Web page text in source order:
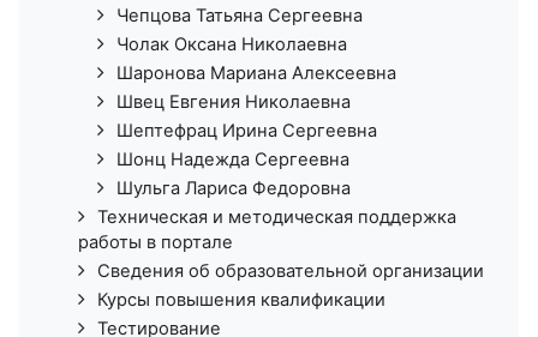
Чепцова Татьяна Сергеевна
Чолак Оксана Николаевна
Шаронова Мариана Алексеевна
Швец Евгения Николаевна
Шептефрац Ирина Сергеевна
Шонц Надежда Сергеевна
Шульга Лариса Федоровна
Техническая и методическая поддержка
работы в портале
Сведения об образовательной организации
Курсы повышения квалификации
Тестирование